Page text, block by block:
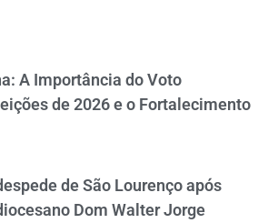
A Importância do Voto
de 2026 e o Fortalecimento
de São Lourenço após
Dom Walter Jorge